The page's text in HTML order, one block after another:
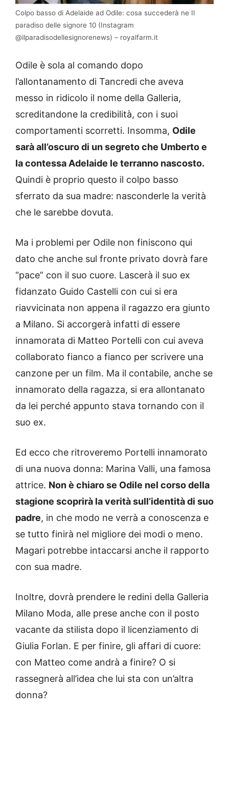
Colpo basso di Adelaide ad Odile: cosa succederà ne Il
paradiso delle signore 10 (Instagram
@ilparadisodellesignorenews) – royalfarm.it
Odile è sola al comando dopo
l’allontanamento di Tancredi che aveva
messo in ridicolo il nome della Galleria,
screditandone la credibilità, con i suoi
comportamenti scorretti. Insomma, Odile
sarà all’oscuro di un segreto che Umberto e
la contessa Adelaide le terranno nascosto.
Quindi è proprio questo il colpo basso
sferrato da sua madre: nasconderle la verità
che le sarebbe dovuta.
Ma i problemi per Odile non finiscono qui
dato che anche sul fronte privato dovrà fare
“pace” con il suo cuore. Lascerà il suo ex
fidanzato Guido Castelli con cui si era
riavvicinata non appena il ragazzo era giunto
a Milano. Si accorgerà infatti di essere
innamorata di Matteo Portelli con cui aveva
collaborato fianco a fianco per scrivere una
canzone per un film. Ma il contabile, anche se
innamorato della ragazza, si era allontanato
da lei perché appunto stava tornando con il
suo ex.
Ed ecco che ritroveremo Portelli innamorato
di una nuova donna: Marina Valli, una famosa
attrice. Non è chiaro se Odile nel corso della
stagione scoprirà la verità sull’identità di suo
padre, in che modo ne verrà a conoscenza e
se tutto finirà nel migliore dei modi o meno.
Magari potrebbe intaccarsi anche il rapporto
con sua madre.
Inoltre, dovrà prendere le redini della Galleria
Milano Moda, alle prese anche con il posto
vacante da stilista dopo il licenziamento di
Giulia Forlan. E per finire, gli affari di cuore:
con Matteo come andrà a finire? O si
rassegnerà all’idea che lui sta con un’altra
donna?